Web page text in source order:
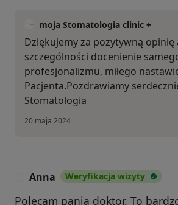
moja Stomatologia clinic +
Dziękujemy za pozytywną opinię
szczególności docenienie
profesjonalizmu, miłego
Pacjenta.Pozdrawiamy
Stomatologia
20 maja 2024
Anna Weryfikacja wizyty
Polecam panią doktor. To